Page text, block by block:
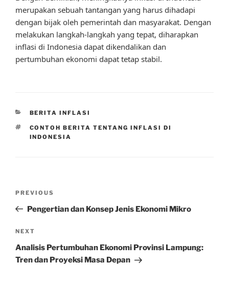
merupakan sebuah tantangan yang harus dihadapi
dengan bijak oleh pemerintah dan masyarakat. Dengan
melakukan langkah-langkah yang tepat, diharapkan
inflasi di Indonesia dapat dikendalikan dan
pertumbuhan ekonomi dapat tetap stabil.
CATEGORIES
BERITA INFLASI
TAGS
CONTOH BERITA TENTANG INFLASI DI
INDONESIA
Previous
Post
PREVIOUS
Pengertian dan Konsep Jenis Ekonomi Mikro
Next
Post
NEXT
Analisis Pertumbuhan Ekonomi Provinsi Lampung:
Tren dan Proyeksi Masa Depan